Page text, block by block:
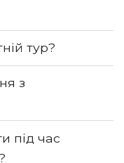
тур?
з
під час